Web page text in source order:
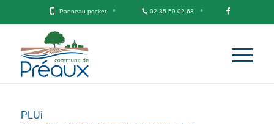
Panneau pocket 02 35 59 02 63
PLUi